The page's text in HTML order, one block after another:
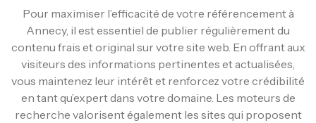
Pour maximiser l’efficacité de votre référencement à
Annecy, il est essentiel de publier régulièrement du
contenu frais et original sur votre site web. En offrant aux
visiteurs des informations pertinentes et actualisées,
vous maintenez leur intérêt et renforcez votre crédibilité
en tant qu’expert dans votre domaine. Les moteurs de
recherche valorisent également les sites qui proposent